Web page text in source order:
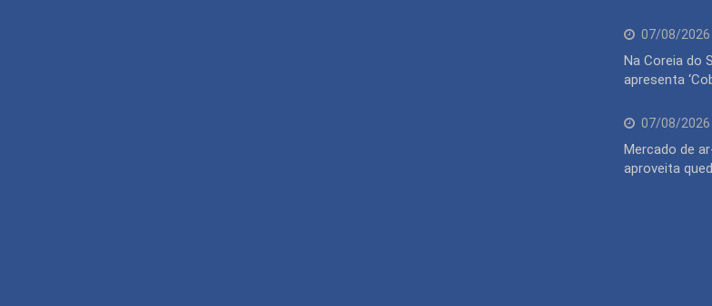
07/08/2026
Na Coreia do
apresenta
07/08/2026
Mercado de
aproveita